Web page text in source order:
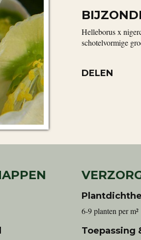
Helleborus x
schotelvormige
DELEN
6-9 planten per m²
Toepassing